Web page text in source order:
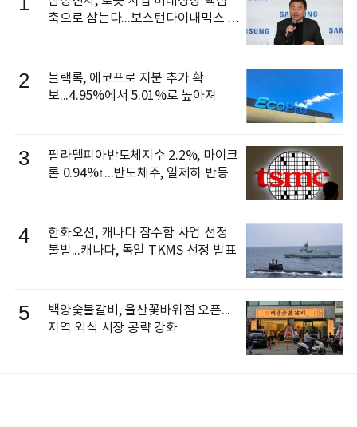
축으로 삼는다...보스턴다이내믹스 출
2
블랙록, 에코프로 지분 추가 확
보...4.95%에서 5.01%로 높아져
3
필라델피아반도체지수 2.2%, 마이크
론 0.94%↑...반도체주, 일제히 반등
4
한화오션, 캐나다 잠수함 사업 선정
불발...캐나다, 독일 TKMS 선정 발표
5
백양숯불갈비, 울산꽃바위점 오픈...
지역 외식 시장 공략 강화